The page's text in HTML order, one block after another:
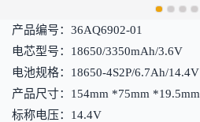
产品编号：36AQ6902-01
电芯型号：18650/3350mAh/3.6V
电池规格：18650-4S2P/6.7Ah/14.4V
产品尺寸：154mm *75mm *19.5mm
标称电压：14.4V